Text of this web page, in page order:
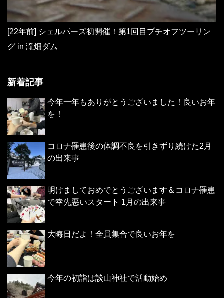
[22年前] シェルパーズ初開催！第1回目プチオフツーリン
グ in 滝畑ダム
新着記事
今年一年もありがとうございました！良いお年
を！
コロナ罹患後の体調不良を引きずり続けた2月
の出来事
明けましておめでとうございます＆コロナ罹患
で幸先悪いスタート 1月の出来事
大晦日だよ！全員集合で良いお年を
今年の初詣は談山神社で活動始め